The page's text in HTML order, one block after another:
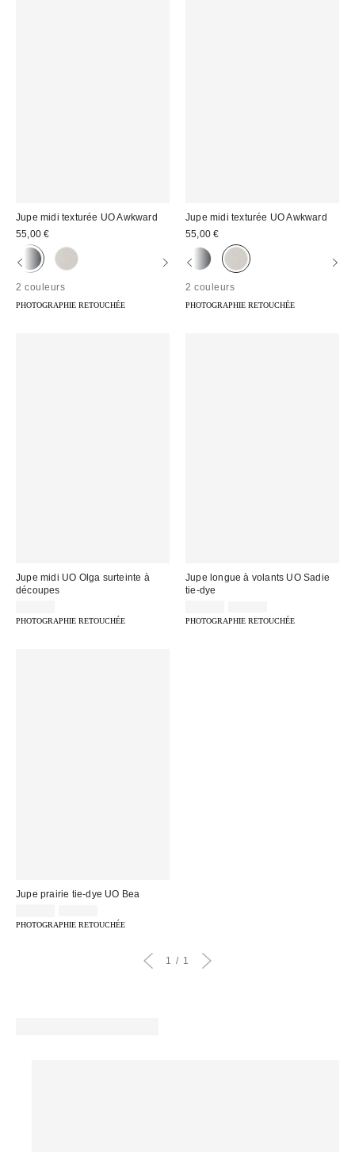
Jupe midi texturée UO Awkward
55,00 €
2 couleurs
PHOTOGRAPHIE RETOUCHÉE
Jupe midi texturée UO Awkward
55,00 €
2 couleurs
PHOTOGRAPHIE RETOUCHÉE
Jupe midi UO Olga surteinte à
découpes
PHOTOGRAPHIE RETOUCHÉE
Jupe longue à volants UO Sadie
tie-dye
remisé
d'origine
PHOTOGRAPHIE RETOUCHÉE
Jupe prairie tie-dye UO Bea
remisé
d'origine
PHOTOGRAPHIE RETOUCHÉE
1 1